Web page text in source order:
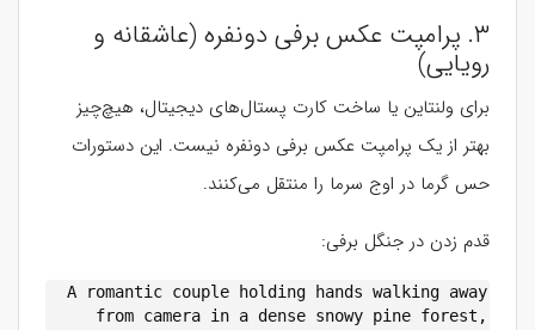
۳. پرامپت عکس برفی دونفره (عاشقانه و
رویایی)
برای ولنتاین یا ساخت کارت پستال‌های دیجیتال، هیچ‌چیز
بهتر از یک پرامپت عکس برفی دونفره نیست. این دستورات
حس گرما در اوج سرما را منتقل می‌کنند.
قدم زدن در جنگل برفی:
A romantic couple holding hands walking away
from camera in a dense snowy pine forest,